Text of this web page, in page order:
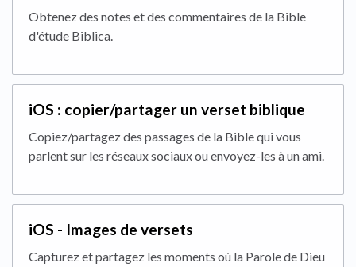
Obtenez des notes et des commentaires de la Bible
d'étude Biblica.
iOS : copier/partager un verset biblique
Copiez/partagez des passages de la Bible qui vous
parlent sur les réseaux sociaux ou envoyez-les à un ami.
iOS - Images de versets
Capturez et partagez les moments où la Parole de Dieu